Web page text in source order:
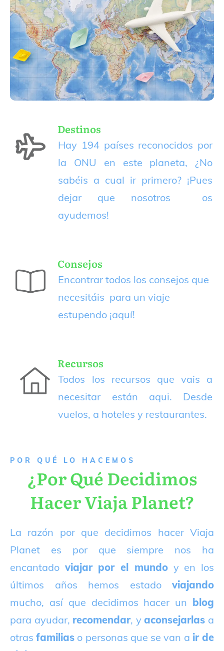
Destinos
Hay 194 países reconocidos por
la ONU en este planeta, ¿No
sabéis a cual ir primero? ¡Pues
dejar que nosotros os
ayudemos!
Consejos
Encontrar todos los consejos que
necesitáis para un viaje
estupendo ¡aquí!
Recursos
Todos los recursos que vais a
necesitar están aqui. Desde
vuelos, a hoteles y restaurantes.
P OR QUÉ LO HACEMOS
¿Por Qué Decidimos
Hacer Viaja Planet?
La razón por que decidimos hacer Viaja
Planet es por que siempre nos ha
encantado viajar por el mundoy en los
últimos años hemos estado viajando
mucho, así que decidimos hacer un blog
para ayudar, recomendar, yaconsejarlas a
otrasfamilias o personas que se van a ir de